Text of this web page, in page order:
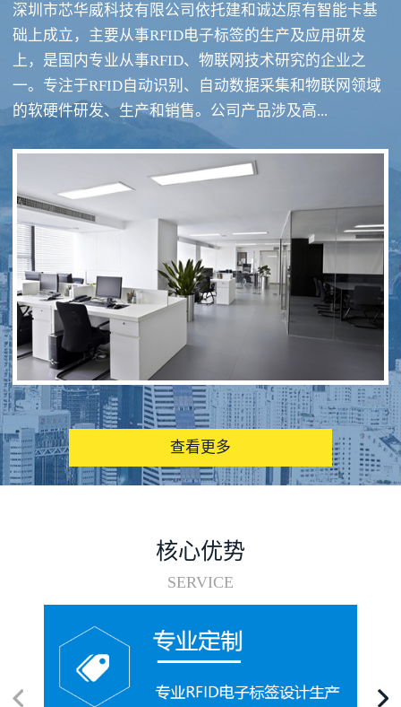
RFID酒类防伪系统方案 RFID智慧食堂系统
图书馆RFID电子标签管理系统
深圳市芯华威科技有限公司依托建和诚达原有智能卡基
础上成立，主要从事RFID电子标签的生产及应用研发
上，是国内专业从事RFID、物联网技术研究的企业之
一。专注于RFID自动识别、自动数据采集和物联网领域
的软硬件研发、生产和销售。公司产品涉及高...
查看更多
核心优势
SERVICE